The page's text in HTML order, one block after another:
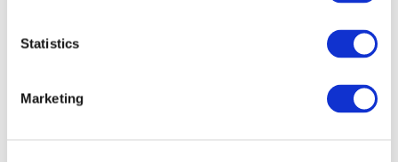
Statistics
Marketing